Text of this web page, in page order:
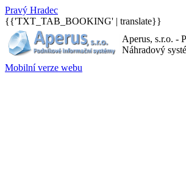
Pravý Hradec
{{'TXT_TAB_BOOKING' | translate}}
Aperus, s.r.o. -
Náhradový
Mobilní verze webu